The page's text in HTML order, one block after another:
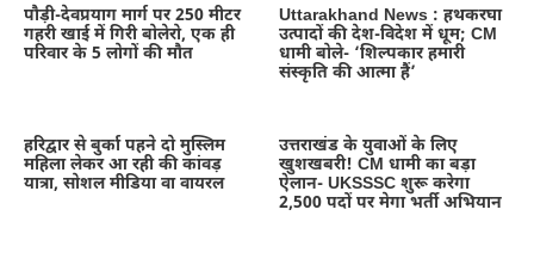
पौड़ी-देवप्रयाग मार्ग पर 250 मीटर
गहरी खाई में गिरी बोलेरो, एक ही
परिवार के 5 लोगों की मौत
Uttarakhand News : हथकरघा
उत्पादों की देश-विदेश में धूम; CM
धामी बोले- ‘शिल्पकार हमारी
संस्कृति की आत्मा हैं’
हरिद्वार से बुर्का पहने दो मुस्लिम
महिला लेकर आ रही की कांवड़
यात्रा, सोशल मीडिया वा वायरल
उत्तराखंड के युवाओं के लिए
खुशखबरी! CM धामी का बड़ा
ऐलान- UKSSSC शुरू करेगा
2,500 पदों पर मेगा भर्ती अभियान